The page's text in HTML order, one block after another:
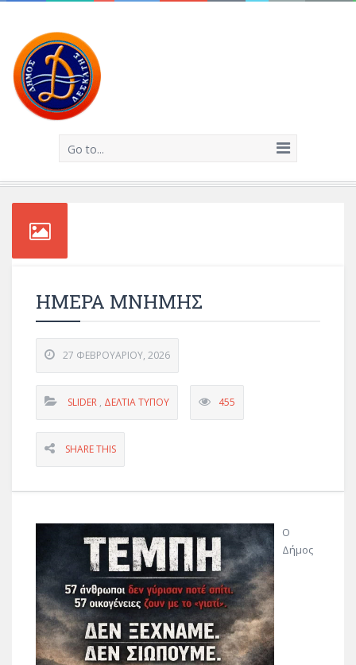
Go to...
ΗΜΕΡΑ ΜΝΗΜΗΣ
27 ΦΕΒΡΟΥΑΡΊΟΥ, 2026
SLIDER , ΔΕΛΤΊΑ ΤΎΠΟΥ 455
SHARE THIS
Ο
Δήμος